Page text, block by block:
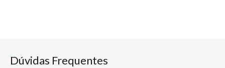
Dúvidas Frequentes